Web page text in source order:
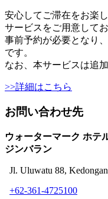
安心してご滞在をお楽
サービスをご用意して
事前予約が必要となり
です。
なお、本サービスは追
>>詳細はこちら
お問い合わせ先
ウォーターマーク ホテ
ジンバラン
Jl. Uluwatu 88,
+62-361-4725100